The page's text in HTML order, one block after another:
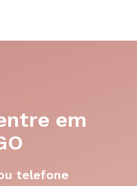
em
telefone